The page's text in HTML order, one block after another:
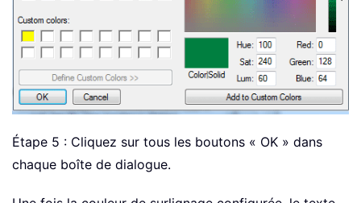
Étape 5 : Cliquez sur tous les boutons « OK » dans
chaque boîte de dialogue.